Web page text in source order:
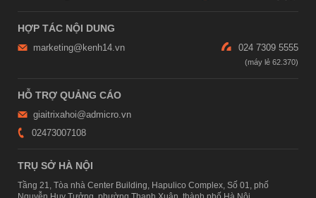
HỢP TÁC NỘI DUNG
marketing@kenh14.vn 024 7309 5555
HỖ TRỢ QUẢNG CÁO
giaitrixahoi@admicro.vn
02473007108
TRỤ SỞ HÀ NỘI
Tầng 21, Tòa nhà Center Building, Hapulico Complex, Số 01, phố